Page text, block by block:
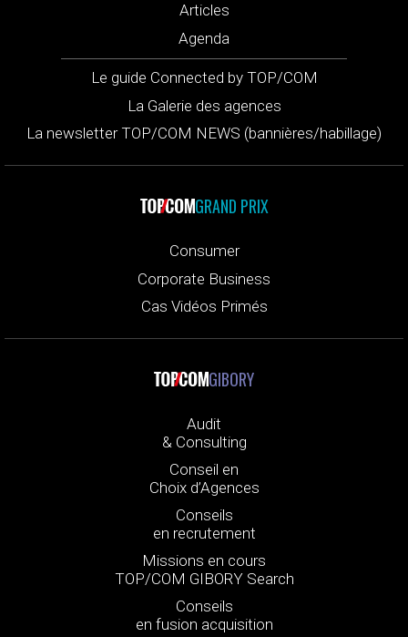
Articles
Agenda
Le guide Connected by TOP/COM
La Galerie des agences
La newsletter TOP/COM NEWS (bannières/habillage)
GRAND PRIX
Consumer
Corporate Business
Cas Vidéos Primés
GIBORY
Audit
& Consulting
Conseil en
Choix d’Agences
Conseils
en recrutement
Missions en cours
TOP/COM GIBORY Search
Conseils
en fusion acquisition